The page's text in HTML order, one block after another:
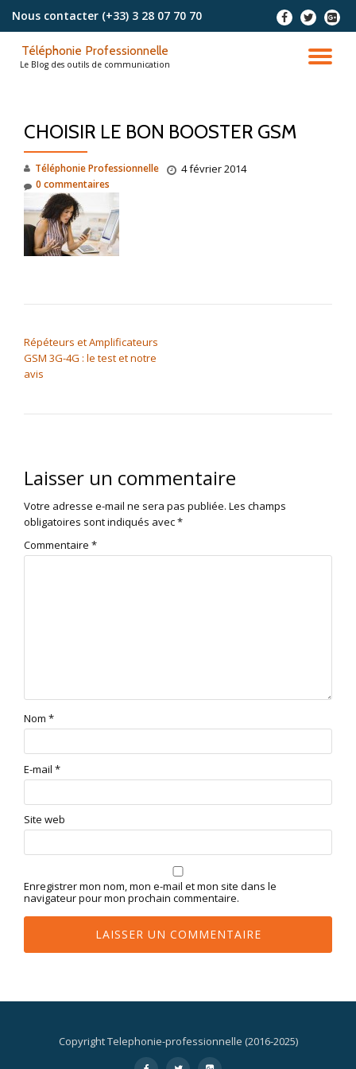
contenu
Nous contacter (+33) 3 28 07 70 70 - - -
Téléphonie Professionnelle
Le Blog des outils de communication
CHOISIR LE BON BOOSTER GSM
Téléphonie Professionnelle 4 février 2014
0 commentaires
Répéteurs et Amplificateurs
GSM 3G-4G : le test et notre
avis
Laisser un commentaire
Votre adresse e-mail ne sera pas publiée. Les champs
obligatoires sont indiqués avec*
Commentaire *
Nom *
E-mail *
Site web
Enregistrer mon nom, mon e-mail et mon site dans le
navigateur pour mon prochain commentaire.
Copyright Telephonie-professionnelle (2016-2025)
- - -